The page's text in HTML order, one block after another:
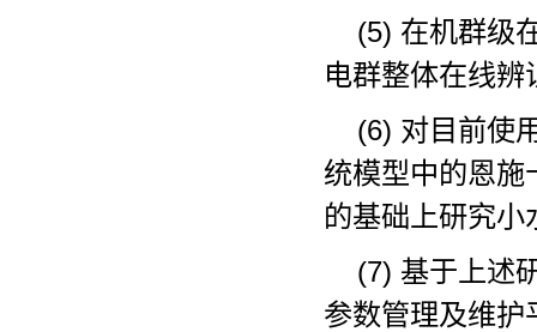
(5) 在机群级
电群整体在线辨
(6) 对目前使
统模型中的恩施
的基础上研究小
(7) 基于上述
参数管理及维护